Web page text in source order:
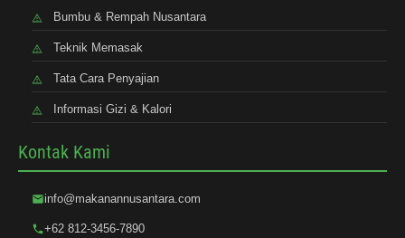
Bumbu & Rempah Nusantara
Teknik Memasak
Tata Cara Penyajian
Informasi Gizi & Kalori
Kontak Kami
info@makanannusantara.com
+62 812-3456-7890